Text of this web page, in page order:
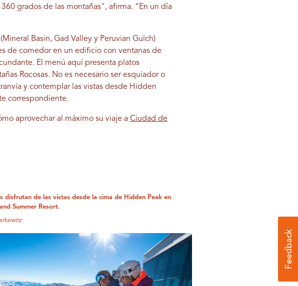
​​grados de las montañas", afirma. “En un día
Basin, Gad Valley y Peruvian Gulch)
de comedor en un edificio con ventanas de
El menú aquí presenta platos
Rocosas. No es necesario ser esquiador o
y contemplar las vistas desde Hidden
correspondiente.
aprovechar al máximo su viaje a Ciudad de
disfrutan de las vistas desde la cima de Hidden Peak en
Summer Resort.